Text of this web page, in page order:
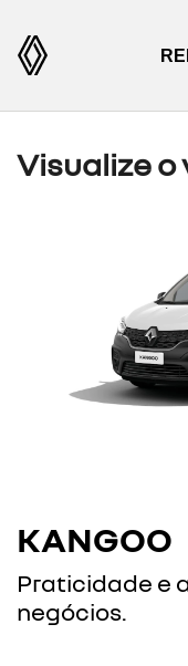
Visualize o
KANGOO
Praticidade e
negócios.